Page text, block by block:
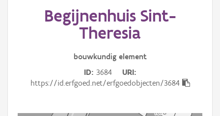
ErfgoedobjectBegijnenhuis Sint-
Theresia
bouwkundig element
ID 3684
URI
https://id.erfgoed.net/erfgoedobjecten/3684